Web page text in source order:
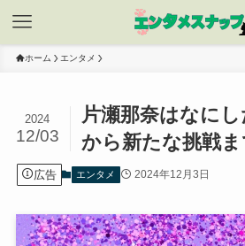
ホーム エンタメ
片瀬那奈はなに
から新たな挑戦ま
2024
12/03
広告 エンタメ 2024年12月3日